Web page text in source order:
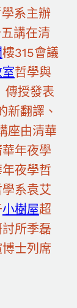
系主辦
講在清
樓315會議
哲學與
傳授發表
新翻譯、
座由清華
年夜學
夜學哲
系袁艾
小樹屋超
所季磊
士列席